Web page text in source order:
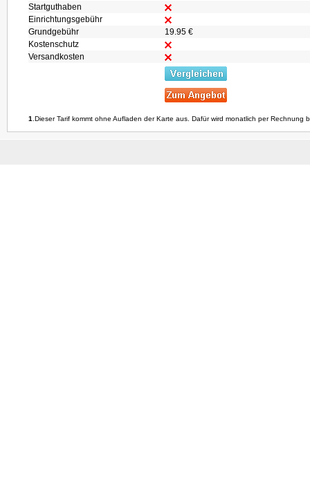
Startguthaben
Einrichtungsgebühr
Grundgebühr
19.95 €
Kostenschutz
Versandkosten
1 .Dieser Tarif kommt ohne Aufladen der Karte aus. Dafür wird monatlich per Rechnung